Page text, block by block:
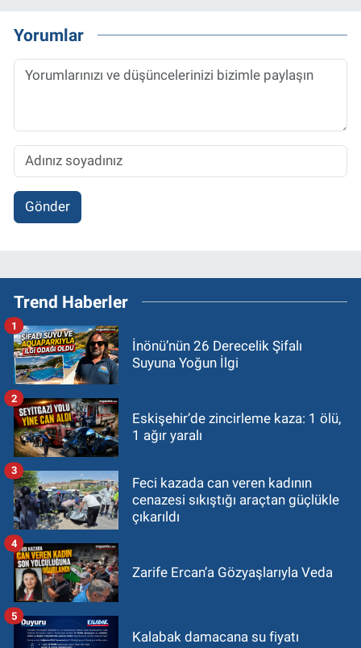
Yorumlar
Gönder
Trend Haberler
İnönü’nün 26 Derecelik Şifalı
Suyuna Yoğun İlgi
1
Eskişehir’de zincirleme kaza: 1 ölü,
1 ağır yaralı
2
Feci kazada can veren kadının
cenazesi sıkıştığı araçtan güçlükle
çıkarıldı
3
Zarife Ercan’a Gözyaşlarıyla Veda
4
Kalabak damacana su fiyatı
5